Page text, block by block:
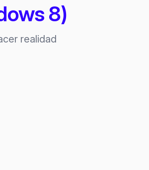
8)
realidad